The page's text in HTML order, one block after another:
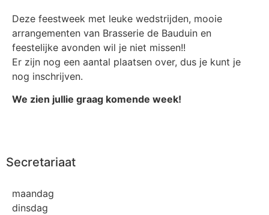
Deze feestweek met leuke wedstrijden, mooie
arrangementen van Brasserie de Bauduin en
feestelijke avonden wil je niet missen!!
Er zijn nog een aantal plaatsen over, dus je kunt je
nog inschrijven.
We zien jullie graag komende week!
Secretariaat
maandag
dinsdag